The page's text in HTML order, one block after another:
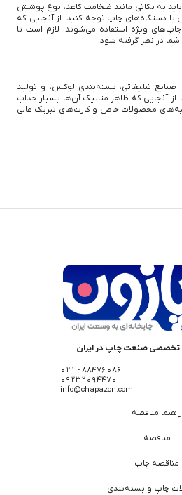
باید به نکاتی مانند ضخامت کاغذ، نوع پوشش
با دستگاه‌های چاپ توجه کنید. از آنجایی که
ویژه استفاده می‌شوند، لازم است تا
در نظر گرفته شود.
تبلیغاتی، بسته‌بندی لوکس، و تولید
از آنجایی که ظاهر متالیک آن‌ها بسیار جذاب
محصولات خاص و کارت‌های تبریک عالی
تخصصی صنعت چاپ در ایران
88476086 - 021
09232094470
info@chapazon.com
راهنما مناقصه
مناقصه
مناقصه چاپ
چاپ و بسته‌بندی